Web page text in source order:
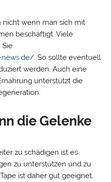
nicht wenn man sich mit
beschäftigt. Viele
Sie
news.de/. So sollte eventuell
werden. Auch eine
unterstützt die
die Gelenke
zu schädigen ist es
zu unterstützen und zu
ist daher gut geeignet,